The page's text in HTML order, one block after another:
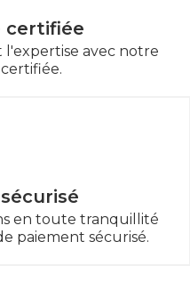
certifiée
l'expertise avec notre
en toute tranquillité
paiement sécurisé.